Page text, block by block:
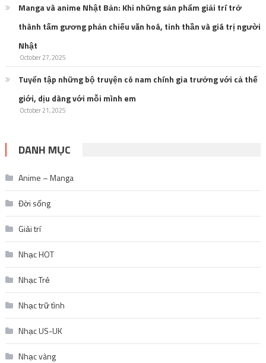
Manga và anime Nhật Bản: Khi những sản phẩm giải trí trở
thành tấm gương phản chiếu văn hoá, tinh thần và giá trị người
Nhật
October 27, 2025
Tuyển tập những bộ truyện có nam chính gia trưởng với cả thế
giới, dịu dàng với mỗi mình em
October 21, 2025
DANH MỤC
Anime – Manga
Đời sống
Giải trí
Nhạc HOT
Nhạc Trẻ
Nhạc trữ tình
Nhạc US-UK
Nhạc vàng